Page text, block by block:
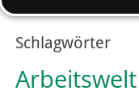
Schlagwörter
Arbeitswelt